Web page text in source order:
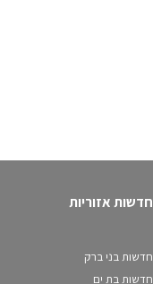
חדשות אזוריות
חדשות בני ברק
חדשות בת ים